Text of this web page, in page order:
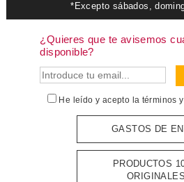
*Excepto sábados,
¿Quieres que te avisemos
disponible?
He leído y acepto la términos
GASTOS DE
PRODUCTOS
ORIGINALES